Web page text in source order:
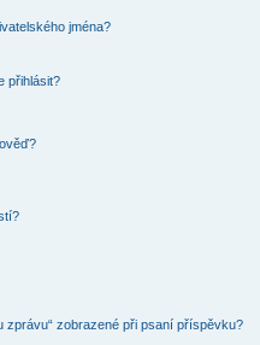
jména?
přihlásit?
zprávu“ zobrazené při psaní příspěvku?